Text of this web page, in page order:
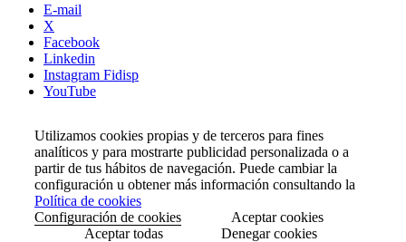
E-mail
X
Facebook
Linkedin
Instagram Fidisp
YouTube
Utilizamos cookies propias y de terceros para fines
analíticos y para mostrarte publicidad personalizada o a
partir de tus hábitos de navegación. Puede cambiar la
configuración u obtener más información consultando la
Política de cookies
Configuración de cookies
Aceptar cookies
Aceptar todas
Denegar cookies